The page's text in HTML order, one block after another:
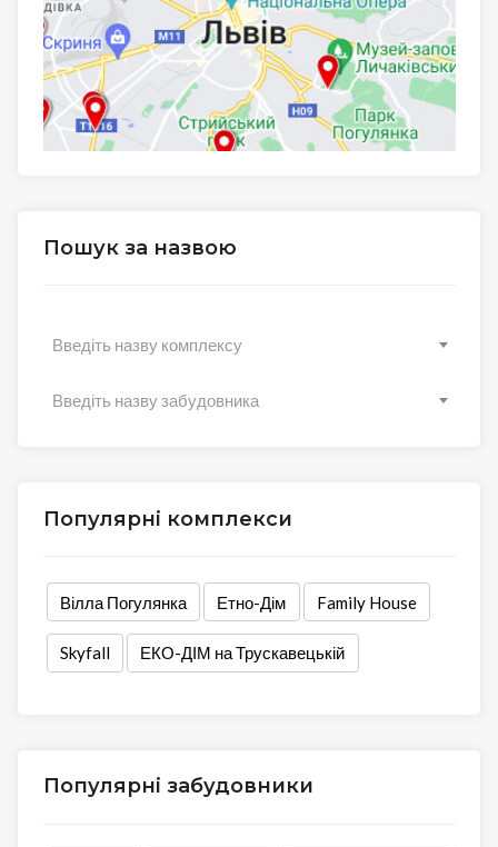
Пошук за назвою
Введіть назву комплексу
Введіть назву забудовника
Популярні комплекси
Вілла Погулянка Етно-Дім Family House
Skyfall ЕКО-ДІМ на Трускавецькій
Популярні забудовники